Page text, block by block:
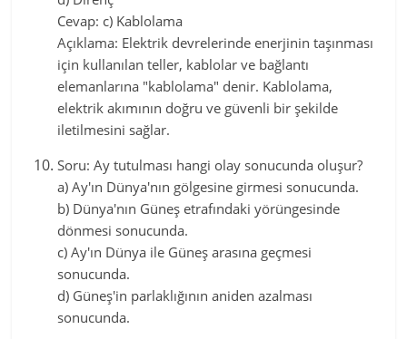
Cevap: c) Kablolama
Açıklama: Elektrik devrelerinde enerjinin taşınması
için kullanılan teller, kablolar ve bağlantı
elemanlarına "kablolama" denir. Kablolama,
elektrik akımının doğru ve güvenli bir şekilde
iletilmesini sağlar.
Soru: Ay tutulması hangi olay sonucunda oluşur?
a) Ay'ın Dünya'nın gölgesine girmesi sonucunda.
b) Dünya'nın Güneş etrafındaki yörüngesinde
dönmesi sonucunda.
c) Ay'ın Dünya ile Güneş arasına geçmesi
sonucunda.
d) Güneş'in parlaklığının aniden azalması
sonucunda.